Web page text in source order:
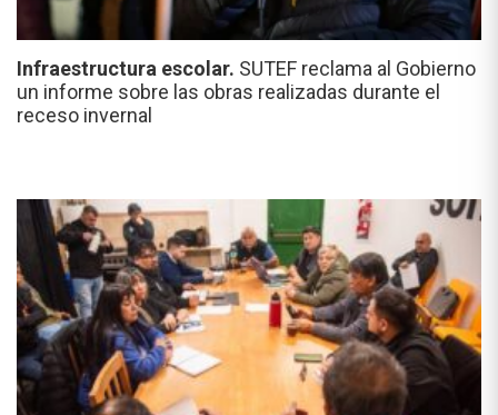
Infraestructura escolar. SUTEF reclama al Gobierno
un informe sobre las obras realizadas durante el
receso invernal